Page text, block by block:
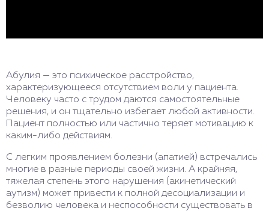
Абулия — это психическое расстройство,
характеризующееся отсутствием воли у пациента.
Человеку часто с трудом даются самостоятельные
решения, и он тщательно избегает любой активности.
Пациент полностью или частично теряет мотивацию к
каким-либо действиям.
С легким проявлением болезни (апатией) встречались
многие в разные периоды своей жизни. А крайняя,
тяжелая степень этого нарушения (акинетический
аутизм) может привести к полной десоциализации и
безволию человека и неспособности существовать в